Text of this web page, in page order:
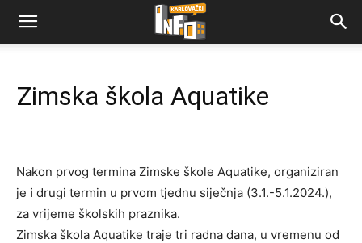
Zimska škola Aquatike
Nakon prvog termina Zimske škole Aquatike, organiziran
je i drugi termin u prvom tjednu siječnja (3.1.-5.1.2024.),
za vrijeme školskih praznika.
Zimska škola Aquatike traje tri radna dana, u vremenu od